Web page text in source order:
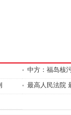
中方：福岛核
立场没有变化
最高人民法院